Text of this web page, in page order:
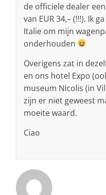
de officiele dealer
van EUR 34,– (!!!). Ik
Italie om mijn
onderhouden
Overigens zat in
en ons hotel Expo
museum Nicolis (in
zijn er niet geweest
moeite waard.
Ciao